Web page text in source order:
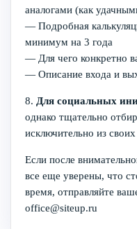
аналогами (как
— Подробная
минимум на 3 года
— Для чего конкретно
— Описание входа и
8. Для социальных
однако тщательно
исключительно из
Если после
все еще уверены, что
время, отправляйте
office@siteup.ru